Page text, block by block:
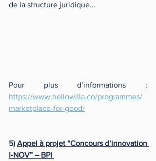
de la structure juridique…
https://www.hellowilla.co/programmes/
marketplace-for-good/
5) Appel à projet “Concours d’innovation
I-NOV” – BPI